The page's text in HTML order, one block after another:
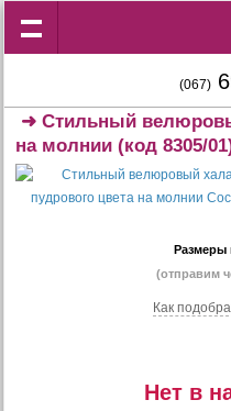
(067)
➜Стильный
на молнии (код 8305/
Размеры
(отправим
Как
Нет в